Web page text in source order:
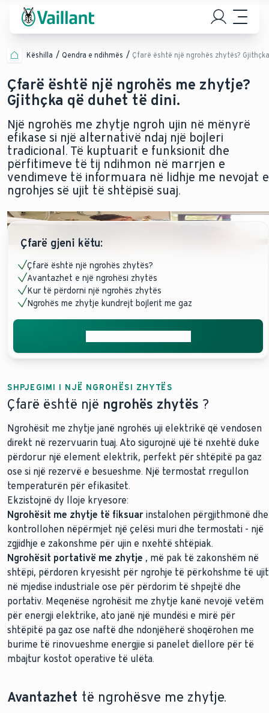
Këshilla Qendra e ndihmës Çfarë është një ngrohës zhytës?
Çfarë është një ngrohës me zhytje?
Gjithçka që duhet të dini.
Një ngrohës me zhytje ngroh ujin në mënyrë
efikase si një alternativë ndaj një bojleri
tradicional. Të kuptuarit e funksionit dhe
përfitimeve të tij ndihmon në marrjen e
vendimeve të informuara në lidhje me nevojat e
ngrohjes së ujit të shtëpisë suaj.
Çfarë gjeni këtu:
Çfarë është një ngrohës zhytës?
Avantazhet e një ngrohësi zhytës
Kur të përdorni një ngrohës zhytës
Ngrohës me zhytje kundrejt bojlerit me gaz
SHPJEGIMI I NJË NGROHËSI ZHYTËS
Çfarë është një ngrohës zhytës ?
Ngrohësit me zhytje janë ngrohës uji elektrikë që vendosen
direkt në rezervuarin tuaj. Ato sigurojnë ujë të nxehtë duke
përdorur një element elektrik, perfekt për shtëpitë pa gaz
ose si një rezervë e besueshme. Një termostat rregullon
temperaturën për efikasitet.
Ekzistojnë dy lloje kryesore:
Ngrohësit me zhytje të fiksuar instalohen përgjithmonë dhe
kontrollohen nëpërmjet një çelësi muri dhe termostati - një
zgjidhje e zakonshme për ujin e nxehtë shtëpiak.
Ngrohësit portativë me zhytje , më pak të zakonshëm në
shtëpi, përdoren kryesisht për ngrohje të përkohshme të ujit
në mjedise industriale ose për përdorim të shpejtë dhe
portativ. Meqenëse ngrohësit me zhytje kanë nevojë vetëm
për energji elektrike, ato janë një mundësi e mirë për
shtëpitë pa gaz ose naftë dhe ndonjëherë shoqërohen me
burime të rinovueshme energjie si panelet diellore për të
mbajtur kostot operative të ulëta.
Avantazhet të ngrohësve me zhytje.